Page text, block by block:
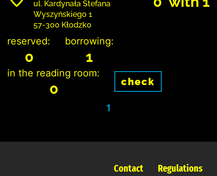
ul. Kardynała Stefana
Wyszyńskiego 1
57-300 Kłodzko
reserved:
0
borrowing:
1
in the reading room:
0 check
1
Contact Regulations